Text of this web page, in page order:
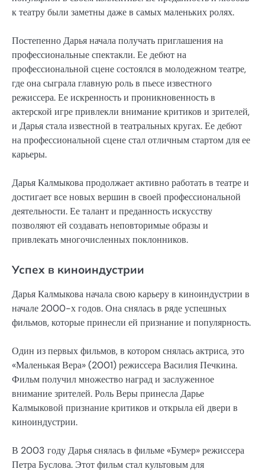
к театру были заметны даже в самых маленьких ролях.
Постепенно Дарья начала получать приглашения на
профессиональные спектакли. Ее дебют на
профессиональной сцене состоялся в молодежном театре,
где она сыграла главную роль в пьесе известного
режиссера. Ее искренность и проникновенность в
актерской игре привлекли внимание критиков и зрителей,
и Дарья стала известной в театральных кругах. Ее дебют
на профессиональной сцене стал отличным стартом для ее
карьеры.
Дарья Калмыкова продолжает активно работать в театре и
достигает все новых вершин в своей профессиональной
деятельности. Ее талант и преданность искусству
позволяют ей создавать неповторимые образы и
привлекать многочисленных поклонников.
Успех в киноиндустрии
Дарья Калмыкова начала свою карьеру в киноиндустрии в
начале 2000-х годов. Она снялась в ряде успешных
фильмов, которые принесли ей признание и популярность.
Один из первых фильмов, в котором снялась актриса, это
«Маленькая Вера» (2001) режиссера Василия Печкина.
Фильм получил множество наград и заслуженное
внимание зрителей. Роль Веры принесла Дарье
Калмыковой признание критиков и открыла ей двери в
киноиндустрии.
В 2003 году Дарья снялась в фильме «Бумер» режиссера
Петра Буслова. Этот фильм стал культовым для